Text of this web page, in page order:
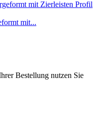
mit...
Bestellung nutzen Sie